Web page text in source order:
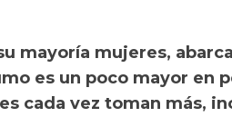
mayoría mujeres,
es un poco mayor en
cada vez toman más,